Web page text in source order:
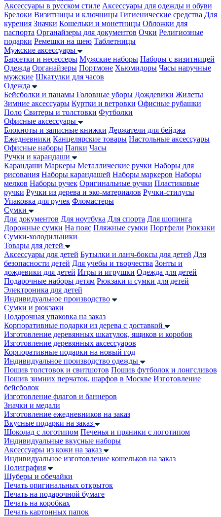
Аксессуары в русском стиле Аксессуары для одежды и обуви
Брелоки Визитницы и ключницы Гигиенические средства Для
курения Значки Кошельки и монетницы Обложки для
паспорта Органайзеры для документов Очки Религиозные
подарки Ремешки на шею Таблетницы
Мужские аксессуары
Барсетки и несессеры Мужские наборы Наборы с визитницей
Одежда Органайзеры Портмоне Хьюмидоры Часы наручные
мужские Шкатулки для часов
Одежда
Бейсболки и панамы Головные уборы Дождевики Жилеты
Зимние аксессуары Куртки и ветровки Офисные рубашки
Поло Свитеры и толстовки Футболки
Офисные аксессуары
Блокноты и записные книжки Держатели для бейджа
Ежедневники Канцелярские товары Настольные аксессуары
Офисные наборы Папки Часы
Ручки и карандаши
Карандаши Маркеры Металлические ручки Наборы для
рисования Наборы карандашей Наборы маркеров Наборы
мелков Наборы ручек Оригинальные ручки Пластиковые
ручки Ручки из дерева и эко-материалов Ручки-стилусы
Упаковка для ручек Фломастеры
Сумки
Для документов Для ноутбука Для спорта Для шопинга
Дорожные сумки На пояс Пляжные сумки Портфели Рюкзаки
Сумки-холодильники
Товары для детей
Аксессуары для детей Бутылки и ланч-боксы для детей Для
безопасности детей Для учебы и творчества Зонты и
дождевики для детей Игры и игрушки Одежда для детей
Подарочные наборы детям Рюкзаки и сумки для детей
Электроника для детей
Индивидуальное производство
Сумки и рюкзаки
Подарочная упаковка на заказ
Корпоративные подарки из дерева с доставкой
Изготовление деревянных шкатулок, ящиков и коробов
Изготовление деревянных аксессуаров
Корпоративные подарки на новый год
Индивидуальное производство одежды
Пошив толстовок и свитшотов Пошив футболок и лонгсливов
Пошив зимних перчаток, шарфов в Москве Изготовление
бейсболок
Изготовление флагов и баннеров
Значки и медали
Изготовление ежедневников на заказ
Вкусные подарки на заказ
Шоколад с логотипом Печенья и пряники с логотипом
Индивидуальные вкусные наборы
Аксессуары из кожи на заказ
Индивидуальное изготовление кошельков на заказ
Полиграфия
Шуберы и обечайки
Печать оригинальных открыток
Печать на подарочной бумаге
Печать на коробках
Печать картонных папок